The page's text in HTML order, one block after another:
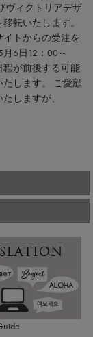
ヴィクトリアデザ
転いたします。
トからの受注を
6日12：00～
が前後する可能
します。 ご愛顧
しますが、